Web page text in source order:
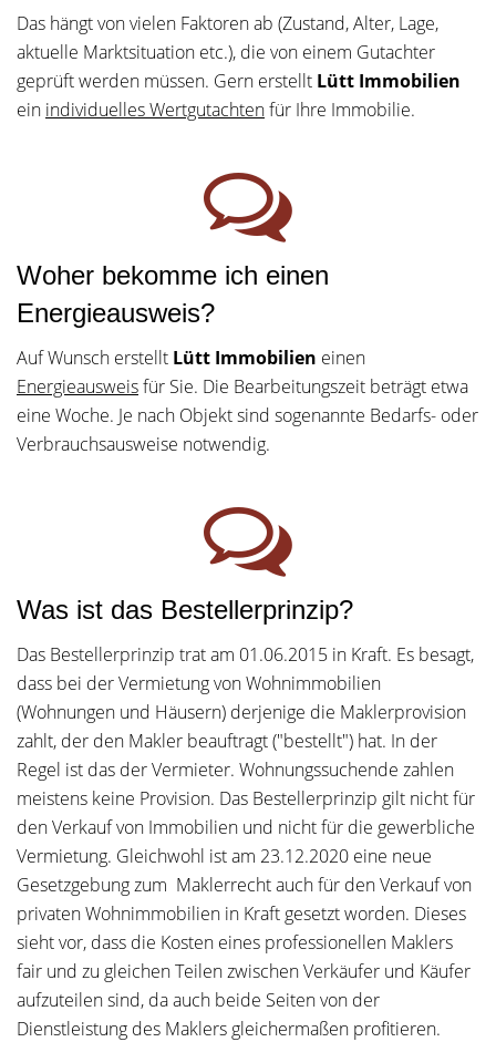
Das hängt von vielen Faktoren ab (Zustand, Alter, Lage,
aktuelle Marktsituation etc.), die von einem Gutachter
geprüft werden müssen. Gern erstellt Lütt Immobilien
ein individuelles Wertgutachtenfür Ihre Immobilie.
Woher bekomme ich einen
Energieausweis?
Auf Wunsch erstellt Lütt Immobilien einen
Energieausweisfür Sie. Die Bearbeitungszeit beträgt etwa
eine Woche. Je nach Objekt sind sogenannte Bedarfs- oder
Verbrauchsausweise notwendig.
Was ist das Bestellerprinzip?
Das Bestellerprinzip trat am 01.06.2015 in Kraft. Es besagt,
dass bei der Vermietung von Wohnimmobilien
(Wohnungen und Häusern) derjenige die Maklerprovision
zahlt, der den Makler beauftragt ("bestellt") hat. In der
Regel ist das der Vermieter. Wohnungssuchende zahlen
meistens keine Provision. Das Bestellerprinzip gilt nicht für
den Verkauf von Immobilien und nicht für die gewerbliche
Vermietung. Gleichwohl ist am 23.12.2020 eine neue
Gesetzgebung zum Maklerrecht auch für den Verkauf von
privaten Wohnimmobilien in Kraft gesetzt worden. Dieses
sieht vor, dass die Kosten eines professionellen Maklers
fair und zu gleichen Teilen zwischen Verkäufer und Käufer
aufzuteilen sind, da auch beide Seiten von der
Dienstleistung des Maklers gleichermaßen profitieren.